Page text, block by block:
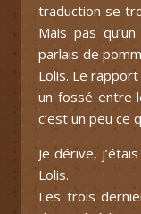
traduction se
Mais pas
parlais de
Lolis. Le rapport
un fossé entre
c’est un peu ce
Je dérive,
Lolis.
Les trois